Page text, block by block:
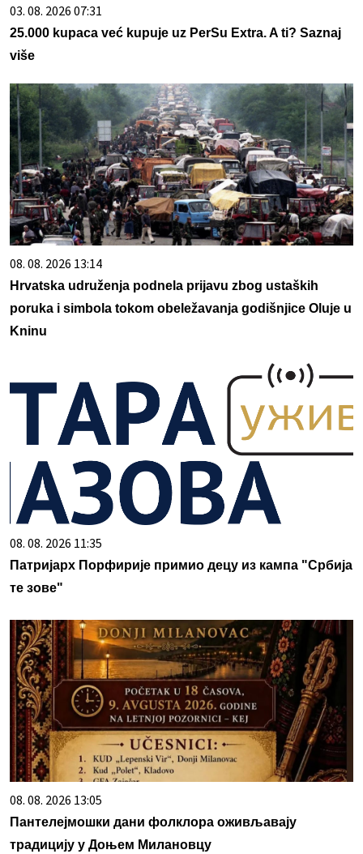
03. 08. 2026 07:31
25.000 kupaca već kupuje uz PerSu Extra. A ti? Saznaj
više
08. 08. 2026 13:14
Hrvatska udruženja podnela prijavu zbog ustaških
poruka i simbola tokom obeležavanja godišnjice Oluje u
Kninu
08. 08. 2026 11:35
Патријарх Порфирије примио децу из кампа "Србија
те зове"
08. 08. 2026 13:05
Пантелејмошки дани фолклора оживљавају
традицију у Доњем Милановцу